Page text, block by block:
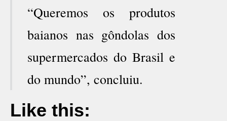
“Queremos os produtos
baianos nas gôndolas dos
supermercados do Brasil e
do mundo”, concluiu.
Like this: